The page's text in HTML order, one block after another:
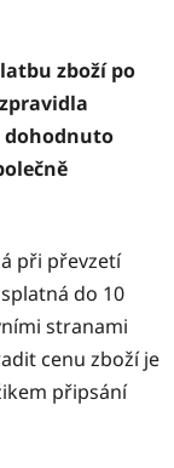
zboží po
dohodnuto
při převzetí
do 10
stranami
cenu zboží je
připsání